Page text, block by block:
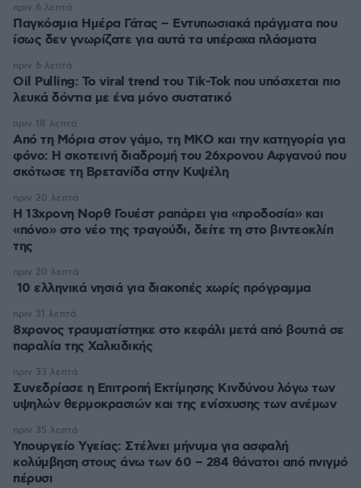
Παγκόσμια Ημέρα Γάτας – Εντυπωσιακά πράγματα που
ίσως δεν γνωρίζατε για αυτά τα υπέροχα πλάσματα
πριν 6 λεπτά
Oil Pulling: To viral trend του Tik-Tok που υπόσχεται πιο
λευκά δόντια με ένα μόνο συστατικό
πριν 6 λεπτά
Από τη Μόρια στον γάμο, τη ΜΚΟ και την κατηγορία για
φόνο: Η σκοτεινή διαδρομή του 26χρονου Αφγανού που
σκότωσε τη Βρετανίδα στην Κυψέλη
πριν 18 λεπτά
Η 13χρονη Νορθ Γουέστ ραπάρει για «προδοσία» και
«πόνο» στο νέο της τραγούδι, δείτε τη στο βιντεοκλίπ
της
πριν 20 λεπτά
10 ελληνικά νησιά για διακοπές χωρίς πρόγραμμα
πριν 20 λεπτά
8χρονος τραυματίστηκε στο κεφάλι μετά από βουτιά σε
παραλία της Χαλκιδικής
πριν 31 λεπτά
Συνεδρίασε η Επιτροπή Εκτίμησης Κινδύνου λόγω των
υψηλών θερμοκρασιών και της ενίσχυσης των ανέμων
πριν 33 λεπτά
Υπουργείο Υγείας: Στέλνει μήνυμα για ασφαλή
κολύμβηση στους άνω των 60 – 284 θάνατοι από πνιγμό
πέρυσι
πριν 35 λεπτά